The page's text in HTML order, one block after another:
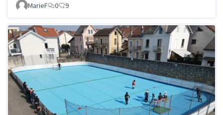
MarieF 0 9